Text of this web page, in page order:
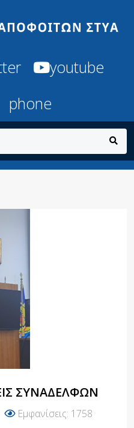
youtube
phone
ΣΥΝΑΔΈΛΦΩΝ
Εμφανίσεις: 1758